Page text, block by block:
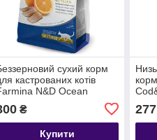
сухий корм
кастрованих котів
N&D Ocean
Adult
та апельсин,
₴
Купити
277